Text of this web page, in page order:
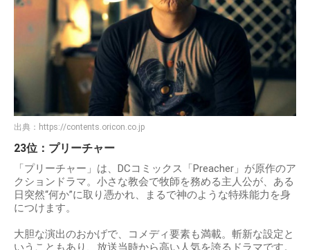
出典： https://contents.oricon.co.jp
23位：プリーチャー
「プリーチャー」は、DCコミックス「Preacher」が原作のア
クションドラマ。小さな教会で牧師を務める主人公が、ある
日突然“何か”に取り憑かれ、まるで神のような特殊能力を身
につけます。
大胆な演出のおかげで、コメディ要素も満載。斬新な設定と
いうこともあり、放送当時から高い人気を誇るドラマです。